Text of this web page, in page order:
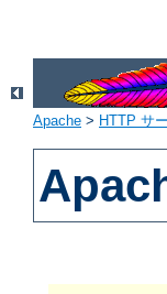
Apache > HTTP サ